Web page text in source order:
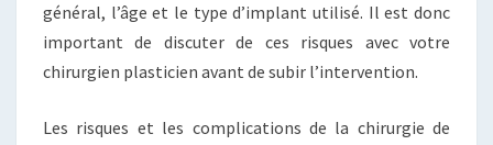
général, l’âge et le type d’implant utilisé. Il est donc
important de discuter de ces risques avec votre
chirurgien plasticien avant de subir l’intervention.
Les risques et les complications de la chirurgie de